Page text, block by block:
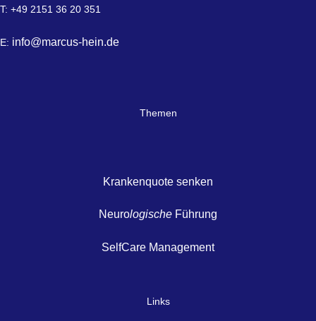
T: +49 2151 36 20 351
E: info@marcus-hein.de
Themen
Krankenquote senken
Neurologische Führung
SelfCare Management
Links